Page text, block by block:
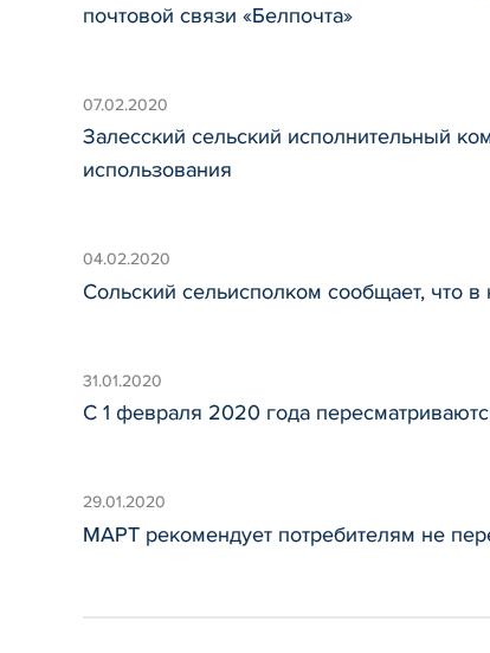
почтовой связи «Белпочта»
07.02.2020
Залесский сельский исполнительный
использования
04.02.2020
Сольский сельисполком сообщает, что
31.01.2020
С 1 февраля 2020 года
29.01.2020
МАРТ рекомендует потребителям не